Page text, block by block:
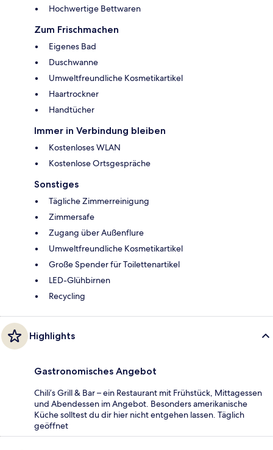
Hochwertige Bettwaren
Zum Frischmachen
Eigenes Bad
Duschwanne
Umweltfreundliche Kosmetikartikel
Haartrockner
Handtücher
Immer in Verbindung bleiben
Kostenloses WLAN
Kostenlose Ortsgespräche
Sonstiges
Tägliche Zimmerreinigung
Zimmersafe
Zugang über Außenflure
Umweltfreundliche Kosmetikartikel
Große Spender für Toilettenartikel
LED-Glühbirnen
Recycling
Highlights
Gastronomisches Angebot
Chili’s Grill & Bar – ein Restaurant mit Frühstück, Mittagessen
und Abendessen im Angebot. Besonders amerikanische
Küche solltest du dir hier nicht entgehen lassen. Täglich
geöffnet